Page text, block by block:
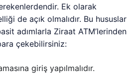
Ek olarak
de açık olmalıdır. Bu hususlar
adımlarla Ziraat ATM’lerinden
çekebilirsiniz:
giriş yapılmalıdır.